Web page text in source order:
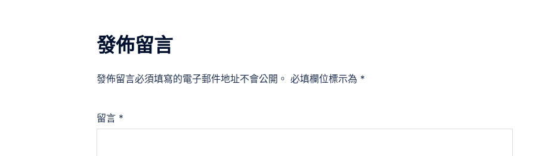
發佈留言
發佈留言必須填寫的電子郵件地址不會公開。 必填欄位標示為 *
留言 *